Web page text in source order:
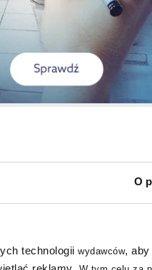
O
technologii wydawców,